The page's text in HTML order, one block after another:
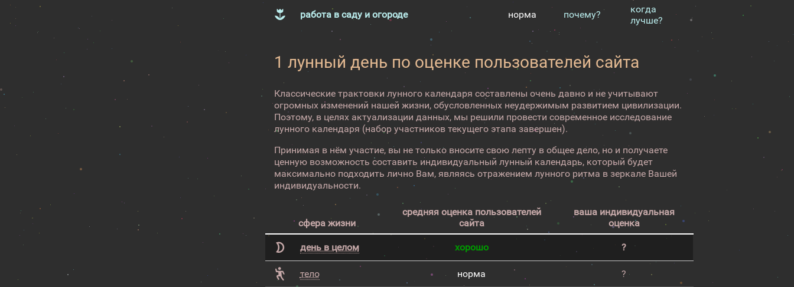
работа в саду и огороде норма почему?
когда
лучше?
1 лунный день по оценке пользователей сайта
Классические трактовки лунного календаря составлены очень давно и не учитывают
огромных изменений нашей жизни, обусловленных неудержимым развитием цивилизации.
Поэтому, в целях актуализации данных, мы решили провести современное исследование
лунного календаря (набор участников текущего этапа завершен).
Принимая в нём участие, вы не только вносите свою лепту в общее дело, но и получаете
ценную возможность составить индивидуальный лунный календарь, который будет
максимально подходить лично Вам, являясь отражением лунного ритма в зеркале Вашей
индивидуальности.
сфера жизни
средняя оценка пользователей
сайта
ваша индивидуальная
оценка
день в целом хорошо ?
тело норма ?